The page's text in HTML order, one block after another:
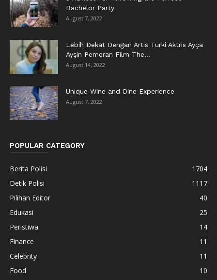
Bachelor Party
August 7, 2022
Lebih Dekat Dengan Artis Turki Aktris Ayça
Ayşin Pemeran Film The...
August 14, 2022
Unique Wine and Dine Experience
August 7, 2022
POPULAR CATEGORY
Berita Polisi
1704
Detik Polisi
1117
Pilihan Editor
40
Edukasi
25
Peristiwa
14
Finance
11
Celebrity
11
Food
10